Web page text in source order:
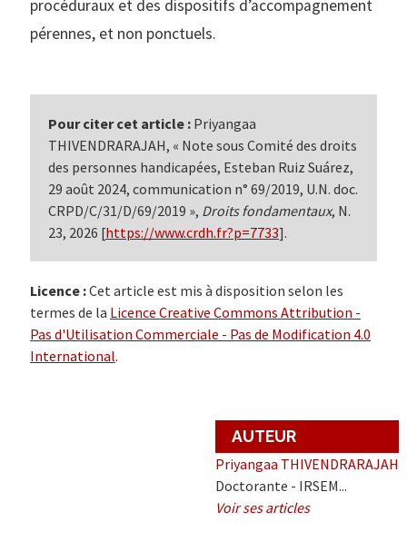
procéduraux et des dispositifs d’accompagnement
pérennes, et non ponctuels.
Pour citer cet article :Priyangaa
THIVENDRARAJAH, « Note sous Comité des droits
des personnes handicapées, Esteban Ruiz Suárez,
29 août 2024, communication n° 69/2019, U.N. doc.
CRPD/C/31/D/69/2019 », Droits fondamentaux, N.
23, 2026 [https://www.crdh.fr?p=7733].
Licence :Cet article est mis à disposition selon les
termes de la Licence Creative Commons Attribution -
Pas d'Utilisation Commerciale - Pas de Modification 4.0
International.
AUTEUR
Priyangaa THIVENDRARAJAH
Doctorante - IRSEM...
Voir ses articles